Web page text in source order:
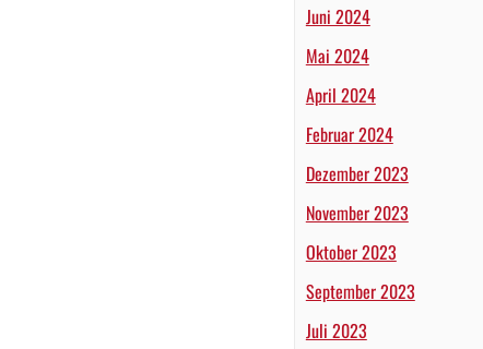
Juni 2024
Mai 2024
April 2024
Februar 2024
Dezember 2023
November 2023
Oktober 2023
September 2023
Juli 2023